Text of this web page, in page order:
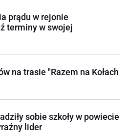
prądu w rejonie
terminy w swojej
na trasie "Razem na Kołach
sobie szkoły w powiecie
lider